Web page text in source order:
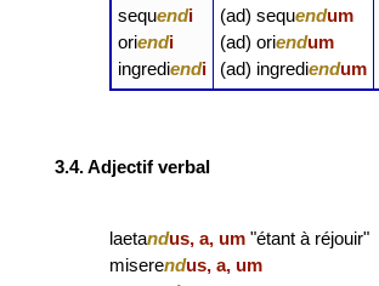
sequendi
oriendi
ingrediendi
(ad) sequendum
(ad) oriendum
(ad) ingrediendum
3.4. Adjectif verbal
laetandus, a, um "étant à réjouir"
miserendus, a, um